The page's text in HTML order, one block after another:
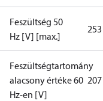
Feszültség 50
Hz [V] [max.]
253
Feszültségtartomány
alacsony értéke 60
Hz-en [V]
207